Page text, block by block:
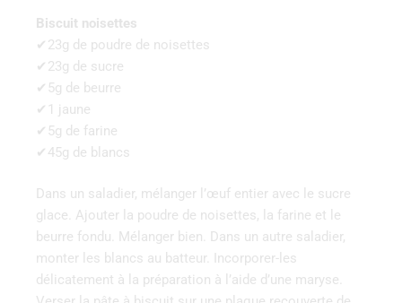
Biscuit noisettes
✔23g de poudre de noisettes
✔23g de sucre
✔5g de beurre
✔1 jaune
✔5g de farine
✔45g de blancs
Dans un saladier, mélanger l’œuf entier avec le sucre
glace. Ajouter la poudre de noisettes, la farine et le
beurre fondu. Mélanger bien. Dans un autre saladier,
monter les blancs au batteur. Incorporer-les
délicatement à la préparation à l’aide d’une maryse.